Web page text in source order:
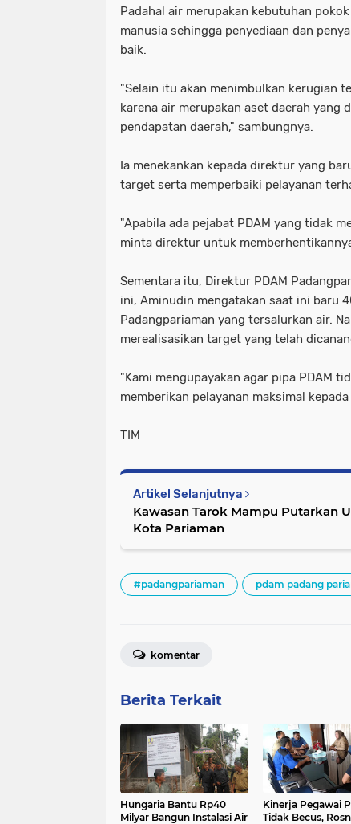
Padahal air merupakan kebutuhan
manusia sehingga penyediaan dan
baik.
"Selain itu akan menimbulkan kerugian
karena air merupakan aset daerah yang
pendapatan daerah," sambungnya.
Ia menekankan kepada direktur yang
target serta memperbaiki pelayanan
"Apabila ada pejabat PDAM yang tidak
minta direktur untuk
Sementara itu, Direktur PDAM
ini, Aminudin mengatakan saat ini baru
Padangpariaman yang tersalurkan air.
merealisasikan target yang telah
"Kami mengupayakan agar pipa PDAM
memberikan pelayanan maksimal
TIM
Artikel Selanjutnya
Kawasan Tarok Mampu Putarkan
Kota Pariaman
#padangpariaman pdam padang
komentar
Berita Terkait
Hungaria Bantu Rp40
Milyar Bangun Instalasi Air
Kinerja Pegawai
Tidak Becus,